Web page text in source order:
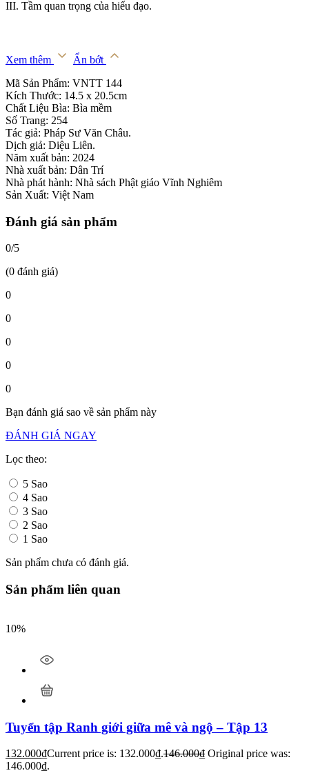
III. Tầm quan trọng của hiếu đạo.
Xem thêm
Ẩn bớt
Mã Sản Phẩm: VNTT 144
Kích Thước: 14.5 x 20.5cm
Chất Liệu Bìa: Bìa mềm
Số Trang: 254
Tác giả: Pháp Sư Văn Châu.
Dịch giả: Diệu Liên.
Năm xuất bản: 2024
Nhà xuất bản: Dân Trí
Nhà phát hành: Nhà sách Phật giáo Vĩnh Nghiêm
Sản Xuất: Việt Nam
Đánh giá sản phẩm
0/5
(0 đánh giá)
0
0
0
0
0
Bạn đánh giá sao về sản phẩm này
ĐÁNH GIÁ NGAY
Lọc theo:
5 Sao
4 Sao
3 Sao
2 Sao
1 Sao
Sản phẩm chưa có đánh giá.
Sản phẩm liên quan
10%
Tuyển tập Ranh giới giữa mê và ngộ – Tập 13
132.000₫Current price is: 132.000₫.146.000₫ Original price was:
146.000₫.